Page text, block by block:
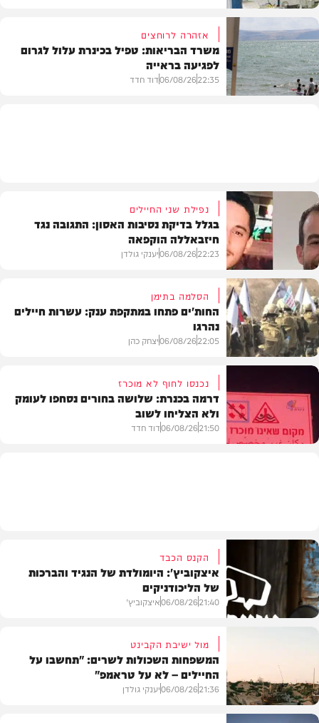
בריאות
אזהרה לרוחצים
משרד הבריאות: טפיל בכינרת עלול לגרום
לפגיעה בראייה
22:35
06/08/26דוד חדד
צבא וביטחון
נפילת שני החיילים
בגלל בדיקת נסיבות האסון: התגובה נגד
חיזבאללה הוקפאה
22:23
06/08/26יענקי גולדן
בעולם
הסלמה בתימן
החות'ים פתחו במתקפת ענק: עשרות חיילים
נהרגו
22:05
06/08/26יצחק כהן
נכנסו לחוף לא מוכרז
דרמה בכנרת: שלושה בחורים נסחפו לעומק
ולא הצליחו לשוב
21:50
06/08/26דוד חדד
חדשות
הקנס הכבד
איצקוביץ': היומולדת של הנגיד והברכות
של הליכודניקים
21:40
06/08/26איצקוביץ'
מול ישיבת הקבינט
המשפחות השכולות לשרים: "תחשבו על
החיילים – לא על טראמפ"
21:36
06/08/26יענקי גולדן